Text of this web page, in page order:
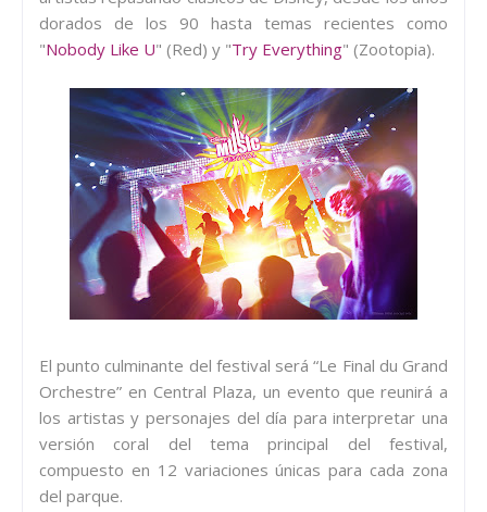
dorados de los 90 hasta temas recientes como
"Nobody Like U" (Red) y "Try Everything" (Zootopia).
El punto culminante del festival será “Le Final du Grand
Orchestre” en Central Plaza, un evento que reunirá a
los artistas y personajes del día para interpretar una
versión coral del tema principal del festival,
compuesto en 12 variaciones únicas para cada zona
del parque.